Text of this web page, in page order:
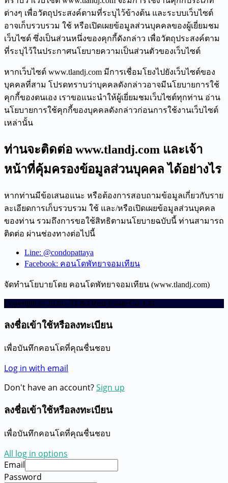
ต่างๆ เพื่อวัตถุประสงค์ตามที่ระบุไว้ข้างต้น และระบบเว็บไซต์
อาจเก็บรวบรวม ใช้ หรือเปิดเผยข้อมูลส่วนบุคคลของผู้เยี่ยมชม
เว็บไซต์ ซึ่งเป็นส่วนหนึ่งของคุกกี้ดังกล่าว เพื่อวัตถุประสงค์ตาม
ที่ระบุไว้ในประกาศนโยบายความเป็นส่วนตัวของเว็บไซต์
หากเว็บไซต์ www.tlandj.com มีการเชื่อมโยงไปยังเว็บไซต์ของ
บุคคลที่สาม โปรดทราบว่าบุคคลดังกล่าวอาจมีนโยบายการใช้
คุกกี้ของตนเอง เราขอแนะนำให้ผู้เยี่ยมชมเว็บไซต์ทุกท่าน อ่าน
นโยบายการใช้คุกกี้ของบุคคลดังกล่าวก่อนการใช้งานเว็บไซต์
เหล่านั้น
ท่านจะติดต่อ www.tlandj.com และเจ้า
หน้าที่คุ้มครองข้อมูลส่วนบุคคล ได้อย่างไร
หากท่านมีข้อเสนอแนะ หรือต้องการสอบถามข้อมูลเกี่ยวกับราย
ละเอียดการเก็บรวบรวม ใช้ และ/หรือเปิดเผยข้อมูลส่วนบุคคล
ของท่าน รวมถึงการขอใช้สิทธิตามนโยบายฉบับนี้ ท่านสามารถ
ติดต่อ ผ่านช่องทางต่อไปนี้
Line: @condopattaya
Facebook: คอนโดพัทยาจอมเทียน
จัดทำนโยบายโดย คอนโดพัทยาจอมเทียน (www.tlandj.com)
Copyright © 2026 - TL&J Real Estate Co.,Ltd.
ลงชื่อเข้าใช้หรือลงทะเบียน
เพื่อบันทึกคอนโดที่คุณชื่นชอบ
Log in with email
Don't have an account?Sign up
ลงชื่อเข้าใช้หรือลงทะเบียน
เพื่อบันทึกคอนโดที่คุณชื่นชอบ
All log in options
Email
Password